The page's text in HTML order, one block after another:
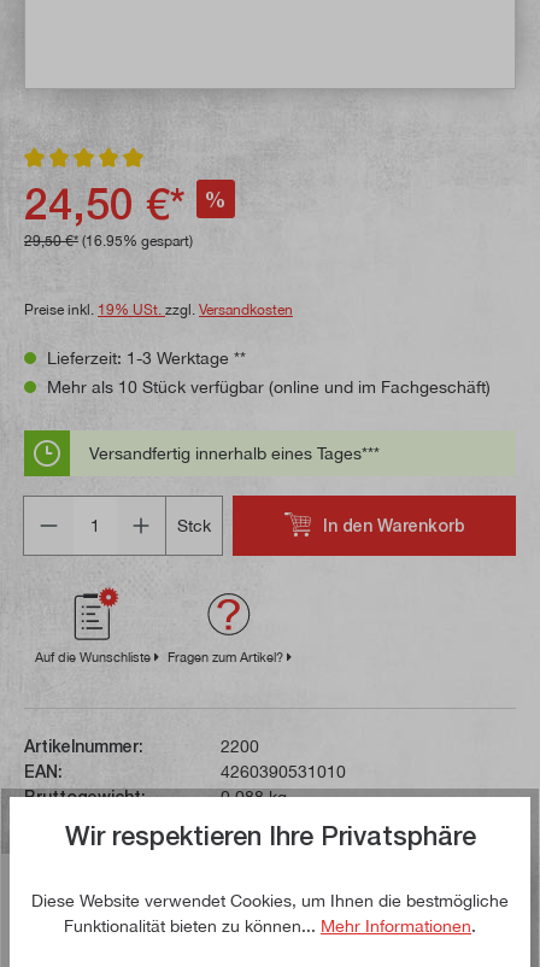
Durchschnittliche Bewertung von 5 von 5 Sternen
24,50 €* %
29,50 €* (16.95% gespart)
Preise inkl. 19% USt. zzgl. Versandkosten
Lieferzeit: 1-3 Werktage **
Mehr als 10 Stück verfügbar (online und im Fachgeschäft)
Versandfertig innerhalb eines Tages***
Stck
In den Warenkorb
Auf die Wunschliste Fragen zum Artikel?
Artikelnummer:
2200
EAN:
4260390531010
Bruttogewicht:
0,088 kg
Diese Bohrstange mit der Normbezeichnung
Wir respektieren Ihre Privatsphäre
Diese Website verwendet Cookies, um Ihnen die bestmögliche
Funktionalität bieten zu können... Mehr Informationen.